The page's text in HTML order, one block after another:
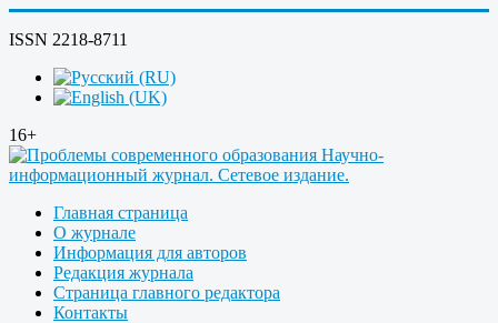
ISSN 2218-8711
16+
Главная страница
О журнале
Информация для авторов
Редакция журнала
Страница главного редактора
Контакты